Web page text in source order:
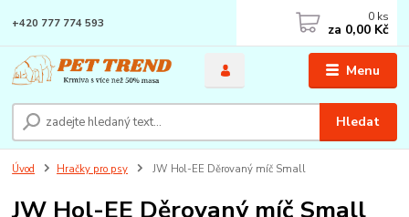
Menu
Hledat
+420 777 774 593 0 ks
za 0,00 Kč
Úvod Hračky pro psy JW Hol-EE Děrovaný míč Small
JW Hol-EE Děrovaný míč Small